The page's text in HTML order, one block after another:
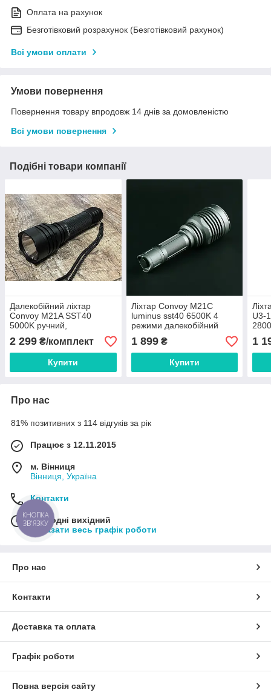
Оплата на рахунок
Безготівковий розрахунок (Безготівковий рахунок)
Всі умови оплати
Умови повернення
Повернення товару впродовж 14 днів за домовленістю
Всі умови повернення
Подібні товари компанії
Далекобійний ліхтар
Convoy M21A SST40
5000K ручний,
комплект
2 299 ₴/комплект
Купити
Ліхтар Convoy M21С
luminus sst40 6500K 4
режими далекобійний
1 899₴
Купити
U3-
1
Про нас
81% позитивних з 114 відгуків за рік
Працює з 12.11.2015
м. Вінниця
Вінниця, Україна
Контакти
Сьогодні вихідний
Показати весь графік роботи
Про нас
Контакти
Доставка та оплата
Графік роботи
Повна версія сайту
КНОПКА
ЗВ'ЯЗКУ